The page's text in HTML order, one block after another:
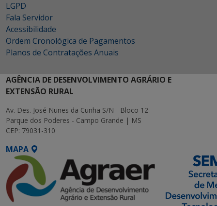
LGPD
Fala Servidor
Acessibilidade
Ordem Cronológica de Pagamentos
Planos de Contratações Anuais
AGÊNCIA DE DESENVOLVIMENTO AGRÁRIO E
EXTENSÃO RURAL
Av. Des. José Nunes da Cunha S/N - Bloco 12
Parque dos Poderes - Campo Grande | MS
CEP: 79031-310
MAPA